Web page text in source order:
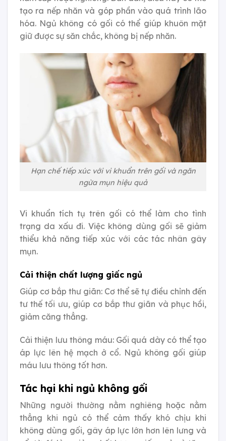
tạo ra nếp nhăn và góp phần vào quá trình lão
hóa. Ngủ không có gối có thể giúp khuôn mặt
giữ được sự săn chắc, không bị nếp nhăn.
Hạn chế tiếp xúc với vi khuẩn trên gối và ngăn
ngừa mụn hiệu quả
Vi khuẩn tích tụ trên gối có thể làm cho tình
trạng da xấu đi. Việc không dùng gối sẽ giảm
thiểu khả năng tiếp xúc với các tác nhân gây
mụn.
Cải thiện chất lượng giấc ngủ
Giúp cơ bắp thư giãn: Cơ thể sẽ tự điều chỉnh đến
tư thế tối ưu, giúp cơ bắp thư giãn và phục hồi,
giảm căng thẳng.
Cải thiện lưu thông máu: Gối quá dày có thể tạo
áp lực lên hệ mạch ở cổ. Ngủ không gối giúp
máu lưu thông tốt hơn.
Tác hại khi ngủ không gối
Những người thường nằm nghiêng hoặc nằm
thẳng khi ngủ có thể cảm thấy khó chịu khi
không dùng gối, gây áp lực lớn hơn lên lưng và